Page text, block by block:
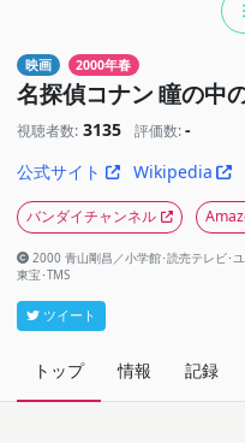
映画 2000年春
名探偵コナン 瞳の中
視聴者数: 3135 評価数: -
公式サイト
Wikipedia
バンダイチャンネル
2000 青山剛昌／小学館･読売テレビ･
東宝･TMS
ツイート
トップ 情報 記録